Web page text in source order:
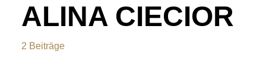
ALINA CIECIOR
2 Beiträge